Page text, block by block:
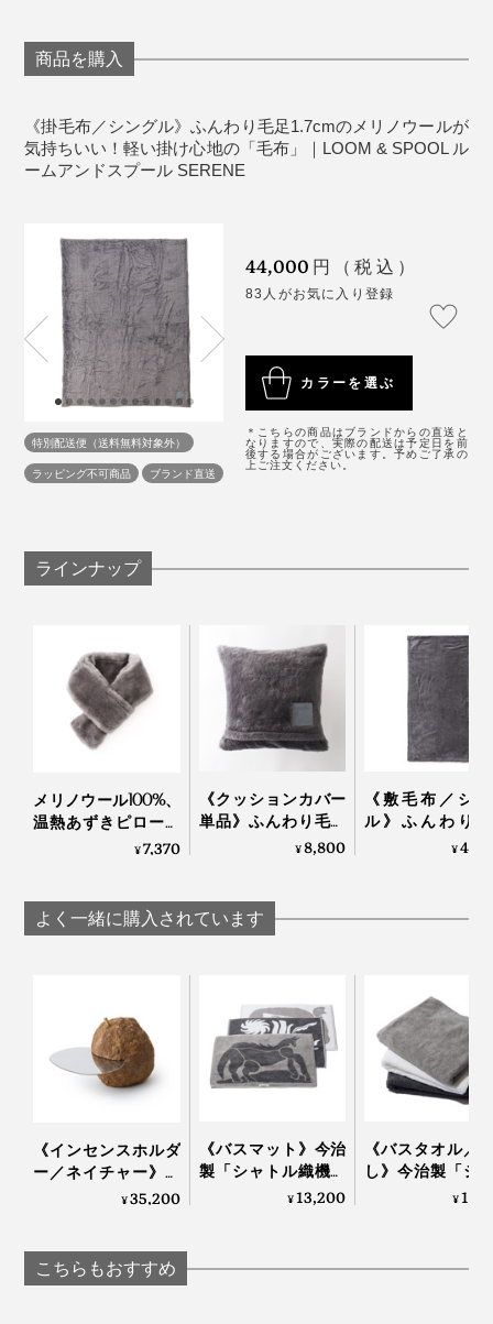
1色で描いたようには見えない、味わい深いグレーは、
毛足の長いウールにプリント・蒸し加工することで、穏
やかな陰影が生まれています。
プロカメラマンやカメラ好きにはよく知られています
この明るさを確認するためのカード、「標準反射板」の
色こそグレーなのです。
使い始めた日やプレゼントされた日を書けるネームタグつき。毛布の端は、編み
立てたままなので、メリノウールの柔らかさをめいっぱい味わえる（端は、染め
残しや、白地が混じったりする場合があります）
さすがは130年の歴史がある“毛布のまち”、大阪・泉大
津製。
人たちがつくっています。
肌触りといい、軽さといい、自然のやさしさを感じる寝
心地です。
秋から冬と、春先は、この毛布1枚で。いちばん寒い真
冬は、羽毛布団など掛布団の上に毛布をのせて。
自然のやさしさ、暖かさに包まれて、いつでも、心地よ
く眠れます。
る、寝具としての毛布は、海外にはあまりないそう。
日本ならではの寝具だなんて、おもしろいですね。
そのせいか、毛布は長らく、海外に溢れるベッドカバー
った存在。
だから、現代のインテリアに合う毛布をつくりたかっ
た、と廣瀬さんは話します。
たしかに、この毛布だけで、「寝室の雰囲気が上がる」
「起きたばかりの無造作のままできれい」を実感。
もし、羽毛布団に加えて、好きなベッドカバーも選んだ
としたら、だいたい5万円以上はかかることを考える
います。
い“癒しグレー”に包まれて、心地よい眠りを味わってく
ださい。
生産工程の都合上、プリントの色が端まで入らず
向によっては芯地のポリエステルが見えることがあ
ります。
洗濯後、表面の風合いが変化することもあります
《商品仕様》
サイズ：（約）幅150×長さ200cm（シングルサイ
ズ）
重さ：約2kg
素材：パイル部分（起毛部分）／ウール100％、地糸
（基布部分）／ポリエステル100％
製造国：日本
商品を購入
《掛毛布／シングル》ふんわり毛足1.7cmのメリノウールが
気持ちいい！軽い掛け心地の「毛布」｜LOOM & SPOOL ル
ームアンドスプール SERENE
特別配送便（送料無料対象外）
ラッピング不可商品
ブランド直送
44,000 円（税込）
83人がお気に入り登録
カラーを選ぶ
＊こちらの商品はブランドからの直送と
なりますので、実際の配送は予定日を前
後する場合がございます。予めご了承の
上ご注文ください。
ラインナップ
メリノウール100%、
温熱あずきピロー付
き「ボアマフラー」
¥7,370
《クッションカバー
単品》ふんわり毛足
2cmのメリノウール
ションカバー」｜
LOOM & SPOOL ル
¥8,800
《敷毛布／シ
ル》ふんわり
1.7cmのメリノ
¥
よく一緒に購入されています
《インセンスホルダ
ー／ネイチャー》鞍
馬石を使った、アー
¥35,200
《バスマット》今治
製「シャトル織機」
でゆっくり織った、
¥13,200
《バスタオル／
し》今治製「シ
ル織機」でゆっ
¥
こちらもおすすめ